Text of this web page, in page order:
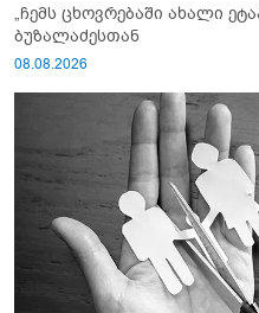
„ჩემს ცხოვრებაში ახალი
ბუზალაძესთან
08.08.2026